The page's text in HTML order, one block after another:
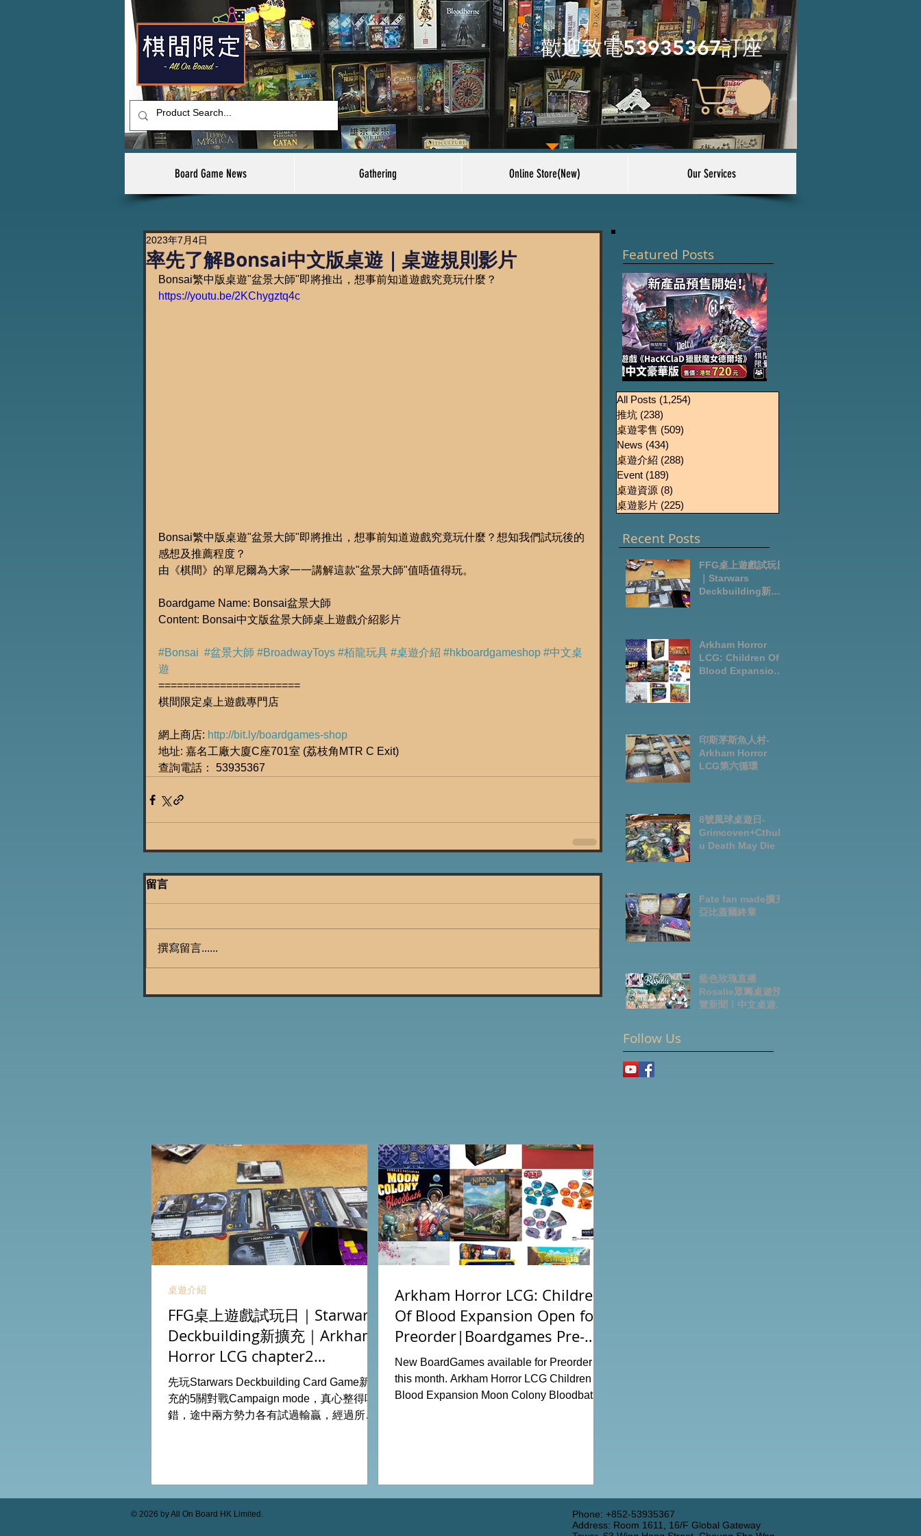
​歡迎致電53935367訂座
Board Game News Gathering Online Store(New) Our Services
率先了解Bonsai中文版桌遊｜桌遊規則影片
2023年7月4日
Bonsai繁中版桌遊"盆景大師"即將推出，想事前知道遊戲究竟玩什麼？
https://youtu.be/2KChygztq4c
Bonsai繁中版桌遊"盆景大師"即將推出，想事前知道遊戲究竟玩什麼？想知我們試玩後的
感想及推薦程度？
由《棋間》的單尼爾為大家一一講解這款"盆景大師"值唔值得玩。
Boardgame Name: Bonsai盆景大師
Content: Bonsai中文版盆景大師桌上遊戲介紹影片
#Bonsai #盆景大師 #BroadwayToys #栢龍玩具 #桌遊介紹 #hkboardgameshop #中文桌
遊
=======================
棋間限定桌上遊戲專門店
網上商店: http://bit.ly/boardgames-shop
地址: 嘉名工廠大廈C座701室 (荔枝角MTR C Exit)
查詢電話： 53935367
留言
撰寫留言......
Featured Posts
《HacKClaD獵獸魔女
德爾塔》繁體中文豪
華版開放預售
All Posts (1,254)
推坑 (238)
桌遊零售 (509)
News (434)
桌遊介紹 (288)
Event (189)
桌遊資源 (8)
桌遊影片 (225)
Recent Posts
FFG桌上遊戲試玩日
｜Starwars
Deckbuilding新擴
deck
Arkham Horror
LCG: Children Of
Blood Expansion
印斯茅斯魚人村-
Arkham Horror
LCG第六循環
8號風球桌遊日-
Grimcoven+Cthulh
u Death May Die
Fate fan made擴充-
亞比蓋爾終章
藍色玫瑰直播
Rosalie眾籌桌遊預
覽新聞｜中文桌遊節
Follow Us
FFG桌上遊戲試玩日｜Starwars
Deckbuilding新擴充｜Arkham
Horror LCG chapter2
INVESTIGATOR deck
先玩Starwars Deckbuilding Card Game新擴
充的5關對戰Campaign mode，真心整得唔
錯，途中兩方勢力各有試過輸贏，經過所有
全天的FFG桌遊日完滿結束。 #桌遊場地 All
On Board HK棋間限定桌遊店Book位熱線
桌遊介紹
Arkham Horror LCG: Children
Of Blood Expansion Open for
Preorder|Boardgames Pre-
Order News July2026
New BoardGames available for Preorder for
this month. Arkham Horror LCG Children Of
Blood Expansion Moon Colony Bloodbath
shop: https://www.allonboardhk.com/shop
All On Board HK Boardgames Retail Shop
© 2026 by All On Board HK Limited.
Phone: +852-53935367
Address: Room 1611, 16/F Global Gateway